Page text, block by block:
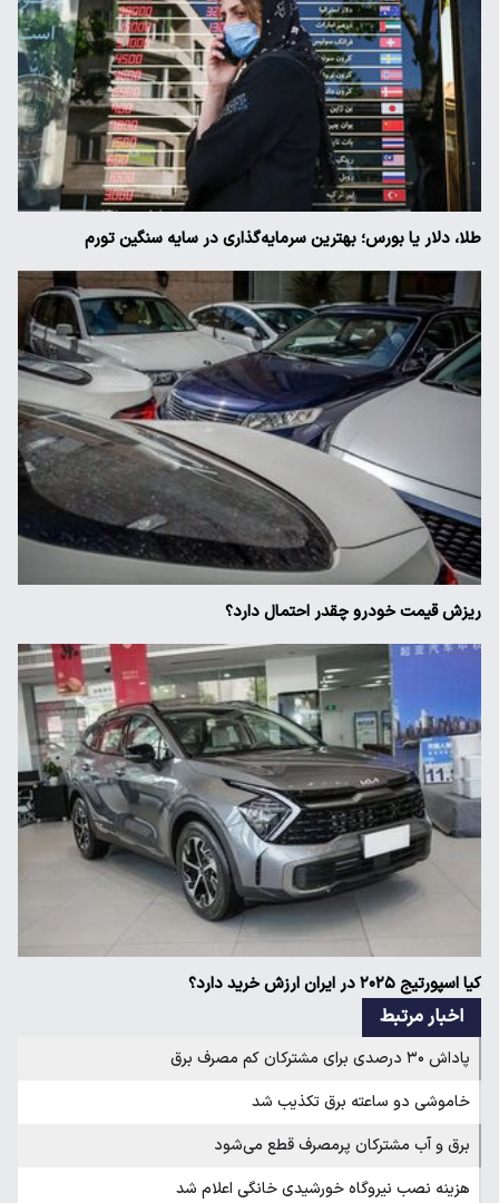
طلا، دلار یا بورس؛ بهترین سرمایه‌گذاری در سایه سنگین تورم
ریزش قیمت خودرو چقدر احتمال دارد؟
کیا اسپورتیج ۲۰۲۵ در ایران ارزش خرید دارد؟
اخبار مرتبط
پاداش ۳۰ درصدی برای مشترکان کم مصرف برق
خاموشی دو ساعته برق تکذیب شد
برق و آب مشترکان پرمصرف قطع می‌شود
هزینه‌ نصب نیروگاه‌ خورشیدی خانگی اعلام شد